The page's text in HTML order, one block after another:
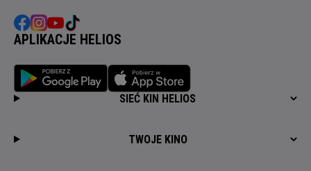
APLIKACJE HELIOS
SIEĆ KIN HELIOS
TWOJE KINO